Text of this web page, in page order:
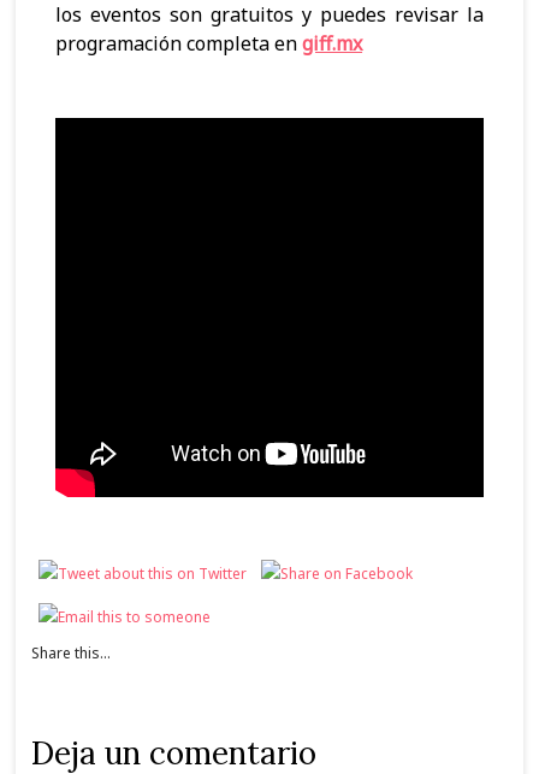
los eventos son gratuitos y puedes revisar la
programación completa engiff.mx
Share this...
Deja un comentario